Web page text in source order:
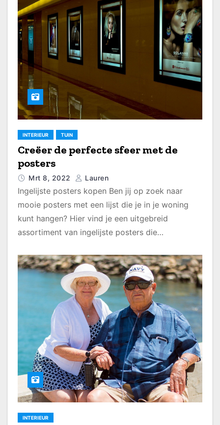
INTERIEUR TUIN
Creëer de perfecte sfeer met de
posters
Mrt 8, 2022 Lauren
Ingelijste posters kopen Ben jij op zoek naar
mooie posters met een lijst die je in je woning
kunt hangen? Hier vind je een uitgebreid
assortiment van ingelijste posters die…
INTERIEUR